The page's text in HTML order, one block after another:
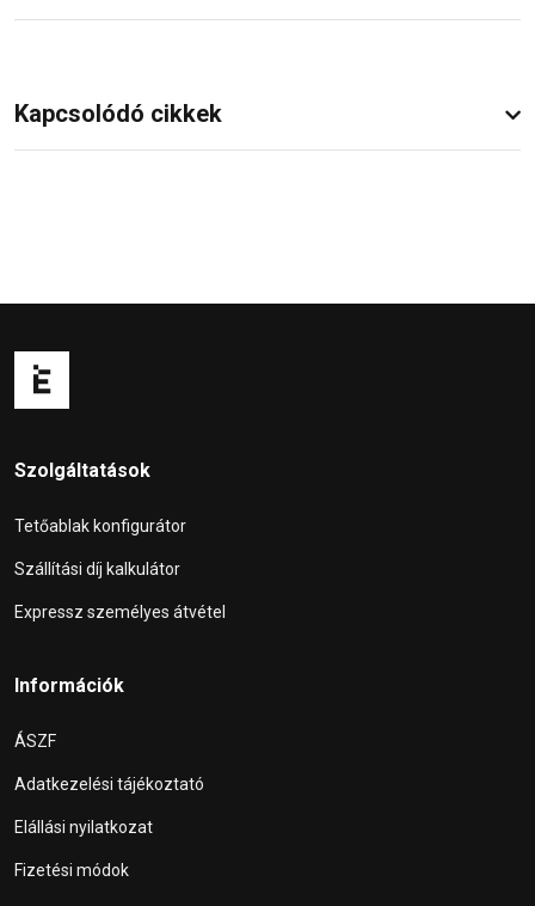
Kapcsolódó cikkek
Szolgáltatások
Tetőablak konfigurátor
Szállítási díj kalkulátor
Expressz személyes átvétel
Információk
ÁSZF
Adatkezelési tájékoztató
Elállási nyilatkozat
Fizetési módok